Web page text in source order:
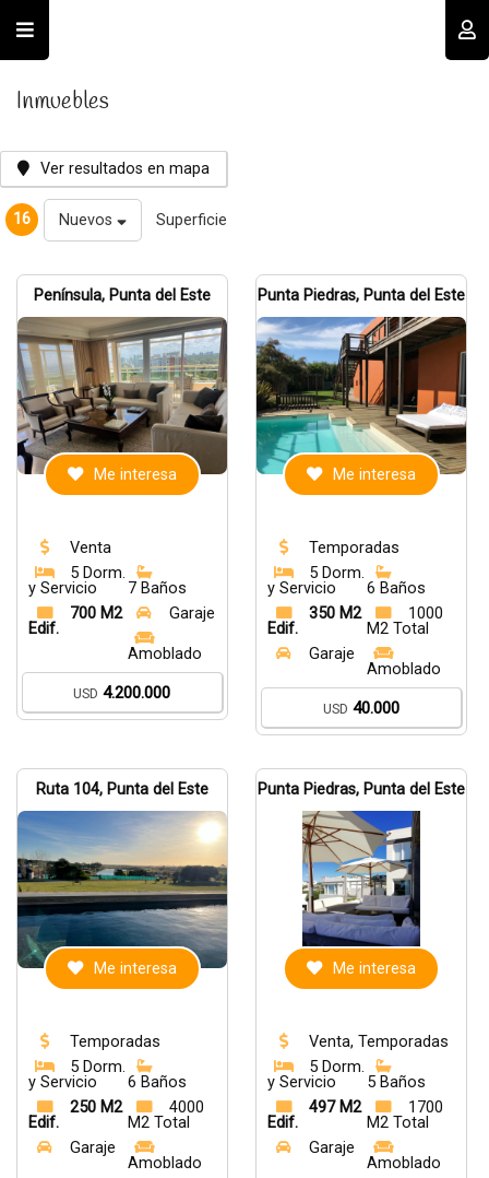
Recordar datos
INGRESAR
Olvidé mi clave Registro
Inmuebles
Ver resultados en mapa
16 Nuevos Superficie
Península, Punta del Este
Me interesa
Venta
5 Dorm.
y Servicio
7 Baños
700 M2
Edif.
Garaje
Amoblado
USD 4.200.000
Punta Piedras, Punta del Este
Me interesa
Temporadas
5 Dorm.
y Servicio
6 Baños
350 M2
Edif.
1000
M2 Total
Garaje
Amoblado
USD 40.000
Ruta 104, Punta del Este
Me interesa
Temporadas
5 Dorm.
y Servicio
6 Baños
250 M2
Edif.
4000
M2 Total
Garaje
Amoblado
Punta Piedras, Punta del Este
Me interesa
Venta, Temporadas
5 Dorm.
y Servicio
5 Baños
497 M2
Edif.
1700
M2 Total
Garaje
Amoblado